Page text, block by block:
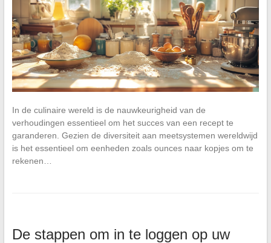
In de culinaire wereld is de nauwkeurigheid van de
verhoudingen essentieel om het succes van een recept te
garanderen. Gezien de diversiteit aan meetsystemen wereldwijd
is het essentieel om eenheden zoals ounces naar kopjes om te
rekenen…
De stappen om in te loggen op uw